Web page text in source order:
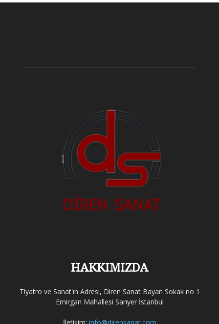
HAKKIMIZDA
Tiyatro ve Sanat'ın Adresi, Diren Sanat Bayan Sokak no 1
Emirgan Mahallesi Sarıyer İstanbul
İletişim: info@dirensanat.com